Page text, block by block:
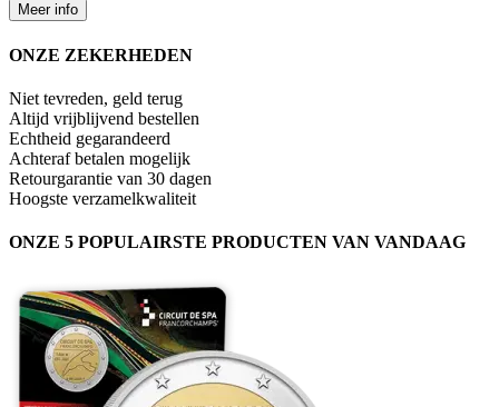
Meer info
ONZE ZEKERHEDEN
Niet tevreden, geld terug
Altijd vrijblijvend bestellen
Echtheid gegarandeerd
Achteraf betalen mogelijk
Retourgarantie van 30 dagen
Hoogste verzamelkwaliteit
ONZE 5 POPULAIRSTE PRODUCTEN VAN VANDAAG